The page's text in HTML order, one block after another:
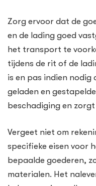
Zorg ervoor dat de
en de lading goed
het transport te
tijdens de rit of de
is en pas indien nodig
geladen en
beschadiging en
Vergeet niet om
specifieke eisen voor
bepaalde goederen,
materialen. Het